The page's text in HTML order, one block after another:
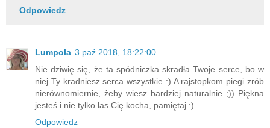
Odpowiedz
Lumpola 3 paź 2018, 18:22:00
Nie dziwię się, że ta spódniczka skradła Twoje serce, bo w
niej Ty kradniesz serca wszystkie :) A rajstopkom piegi zrób
nierównomiernie, żeby wiesz bardziej naturalnie ;)) Piękna
jesteś i nie tylko las Cię kocha, pamiętaj :)
Odpowiedz